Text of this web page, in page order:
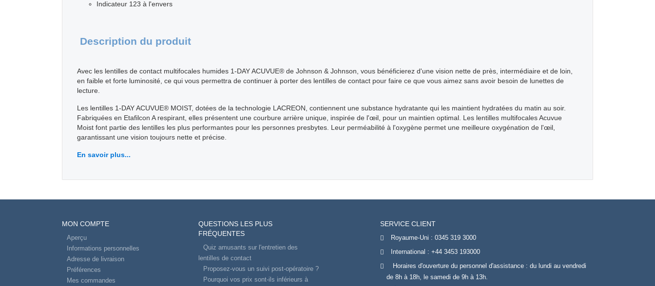
Indicateur 123 à l'envers
Description du produit
Avec les lentilles de contact multifocales humides 1-DAY ACUVUE® de Johnson & Johnson, vous bénéficierez d'une vision nette de près, intermédiaire et de loin,
en faible et forte luminosité, ce qui vous permettra de continuer à porter des lentilles de contact pour faire ce que vous aimez sans avoir besoin de lunettes de
lecture.
Les lentilles 1-DAY ACUVUE® MOIST, dotées de la technologie LACREON, contiennent une substance hydratante qui les maintient hydratées du matin au soir.
Fabriquées en Etafilcon A respirant, elles présentent une courbure arrière unique, inspirée de l'œil, pour un maintien optimal. Les lentilles multifocales Acuvue
Moist font partie des lentilles les plus performantes pour les personnes presbytes. Leur perméabilité à l'oxygène permet une meilleure oxygénation de l'œil,
garantissant une vision toujours nette et précise.
En savoir plus...
MON COMPTE
Aperçu
Informations personnelles
Adresse de livraison
Préférences
Mes commandes
QUESTIONS LES PLUS
FRÉQUENTES
Quiz amusants sur l'entretien des
lentilles de contact
Proposez-vous un suivi post-opératoire ?
Pourquoi vos prix sont-ils inférieurs à
SERVICE CLIENT
Royaume-Uni :0345 319 3000
International :+44 3453 193000
Horaires d'ouverture du personnel d'assistance : du lundi au vendredi
de 8h à 18h, le samedi de 9h à 13h.